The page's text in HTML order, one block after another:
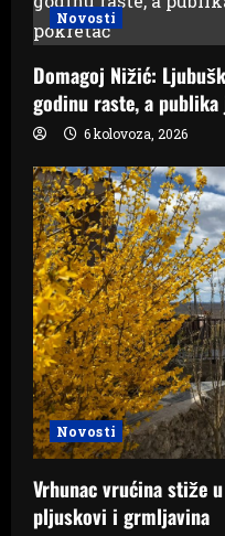
Novosti
Domagoj Nižić:
godinu raste, a
6 kolovoza, 2026
Novosti
Vrhunac vrućina stiže
pljuskovi i grmljavina